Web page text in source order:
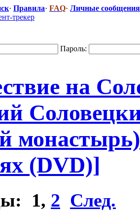
· Правила· FAQ· Личные сообщения
Пароль:
на
(DVD)]
1, 2 След.